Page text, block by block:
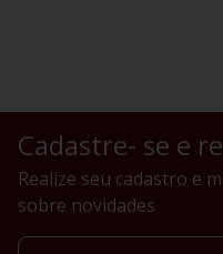
Cadastre- se e
Realize seu cadastro e
sobre novidades